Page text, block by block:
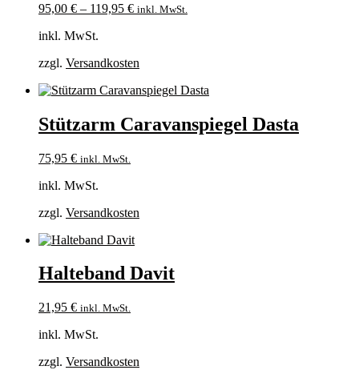
95,00 € – 119,95 € inkl. MwSt.
inkl. MwSt.
zzgl. Versandkosten
Stützarm Caravanspiegel Dasta
75,95 € inkl. MwSt.
inkl. MwSt.
zzgl. Versandkosten
Halteband Davit
21,95 € inkl. MwSt.
inkl. MwSt.
zzgl. Versandkosten